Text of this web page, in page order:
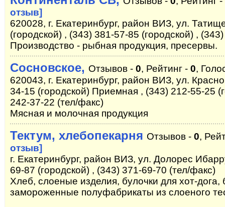
отзыв]
620028, г. Екатеринбург, район ВИЗ, ул.
(городской) , (343) 381-57-85 (городской) ,
Производство - рыбная продукция, пресервы.
Сосновское, Отзывов - 0, Рейтинг - 0,
620043, г. Екатеринбург, район ВИЗ, ул.
34-15 (городской) Приемная , (343) 212-55-25
242-37-22 (тел/факс)
Мясная и молочная продукция
Тектум, хлебопекарня Отзывов - 0,
отзыв]
г. Екатеринбург, район ВИЗ, ул. Долорес
69-87 (городской) , (343) 371-69-70 (тел/факс)
Хлеб, слоеные изделия, булочки для хот-дога,
замороженные полуфабрикаты из слоеного